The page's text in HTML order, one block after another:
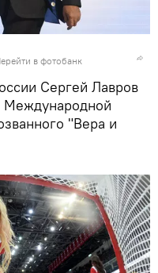
в фотобанк
Сергей Лавров
Международной
"Вера и